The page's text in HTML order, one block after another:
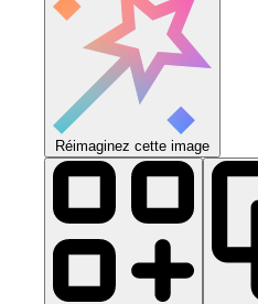
Réimaginez cette image